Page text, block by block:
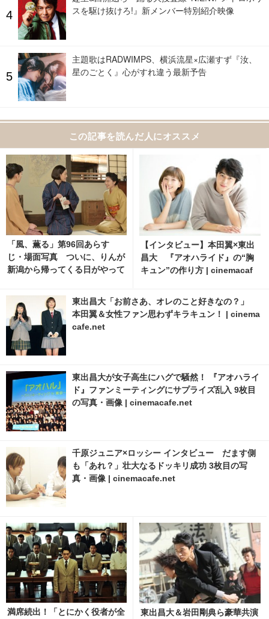
スを駆け抜けろ!』新メンバー特別紹介映像
主題歌はRADWIMPS、横浜流星×広瀬すず『汝、
星のごとく』心がすれ違う最新予告
この記事を読んだ人にオススメ
「風、薫る」第96回あらす
じ・場面写真 ついに、りんが
新潟から帰ってくる日がやって
真・画像 | cinemacafe.net
【インタビュー】本田翼×東出
昌大 『アオハライド』の“胸
キュン”の作り方 | cinemacaf
東出昌大「お前さあ、オレのこと好きなの？」
本田翼＆女性ファン思わずキラキュン！ | cinema
cafe.net
東出昌大が女子高生にハグで騒然！ 『アオハライ
ド』ファンミーティングにサプライズ乱入 9枚目
の写真・画像 | cinemacafe.net
千原ジュニア×ロッシー インタビュー だます側
も「あれ？」壮大なるドッキリ成功 3枚目の写
真・画像 | cinemacafe.net
満席続出！「とにかく役者が全
東出昌大＆岩田剛典ら豪華共演